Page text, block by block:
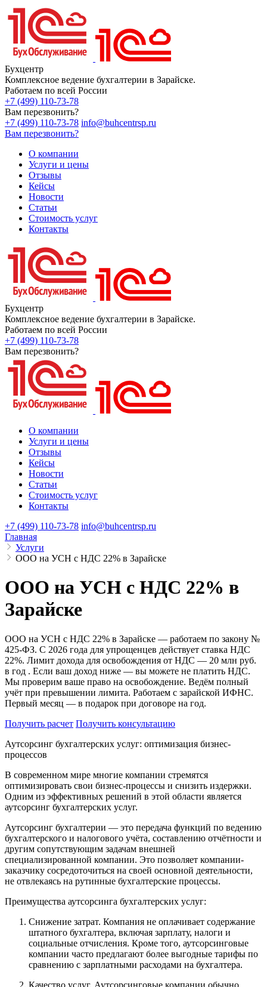
Бухцентр
Комплексное ведение бухгалтерии в Зарайске.
Работаем по всей России
+7 (499) 110-73-78
Вам перезвонить?
+7 (499) 110-73-78 info@buhcentrsp.ru
Вам перезвонить?
О компании
Услуги и цены
Отзывы
Кейсы
Новости
Статьи
Стоимость услуг
Контакты
Бухцентр
Комплексное ведение бухгалтерии в Зарайске.
Работаем по всей России
+7 (499) 110-73-78
Вам перезвонить?
О компании
Услуги и цены
Отзывы
Кейсы
Новости
Статьи
Стоимость услуг
Контакты
+7 (499) 110-73-78 info@buhcentrsp.ru
Главная
Услуги
ООО на УСН с НДС 22% в Зарайске
ООО на УСН с НДС 22% в
Зарайске
ООО на УСН с НДС 22% в Зарайске — работаем по закону №
425-ФЗ. С 2026 года для упрощенцев действует ставка НДС
22%. Лимит дохода для освобождения от НДС — 20 млн руб.
в год . Если ваш доход ниже — вы можете не платить НДС.
Мы проверим ваше право на освобождение. Ведём полный
учёт при превышении лимита. Работаем с зарайской ИФНС.
Первый месяц — в подарок при договоре на год.
Получить расчет Получить консультацию
Аутсорсинг бухгалтерских услуг: оптимизация бизнес-
процессов
В современном мире многие компании стремятся
оптимизировать свои бизнес-процессы и снизить издержки.
Одним из эффективных решений в этой области является
аутсорсинг бухгалтерских услуг.
Аутсорсинг бухгалтерии — это передача функций по ведению
бухгалтерского и налогового учёта, составлению отчётности и
другим сопутствующим задачам внешней
специализированной компании. Это позволяет компании-
заказчику сосредоточиться на своей основной деятельности,
не отвлекаясь на рутинные бухгалтерские процессы.
Преимущества аутсорсинга бухгалтерских услуг:
Снижение затрат. Компания не оплачивает содержание
штатного бухгалтера, включая зарплату, налоги и
социальные отчисления. Кроме того, аутсорсинговые
компании часто предлагают более выгодные тарифы по
сравнению с зарплатными расходами на бухгалтера.
Качество услуг. Аутсорсинговые компании обычно